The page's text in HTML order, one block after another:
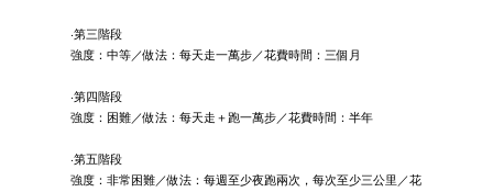
‧第三階段
強度：中等／做法：每天走一萬步／花費時間：三個月
‧第四階段
強度：困難／做法：每天走＋跑一萬步／花費時間：半年
‧第五階段
強度：非常困難／做法：每週至少夜跑兩次，每次至少三公里／花